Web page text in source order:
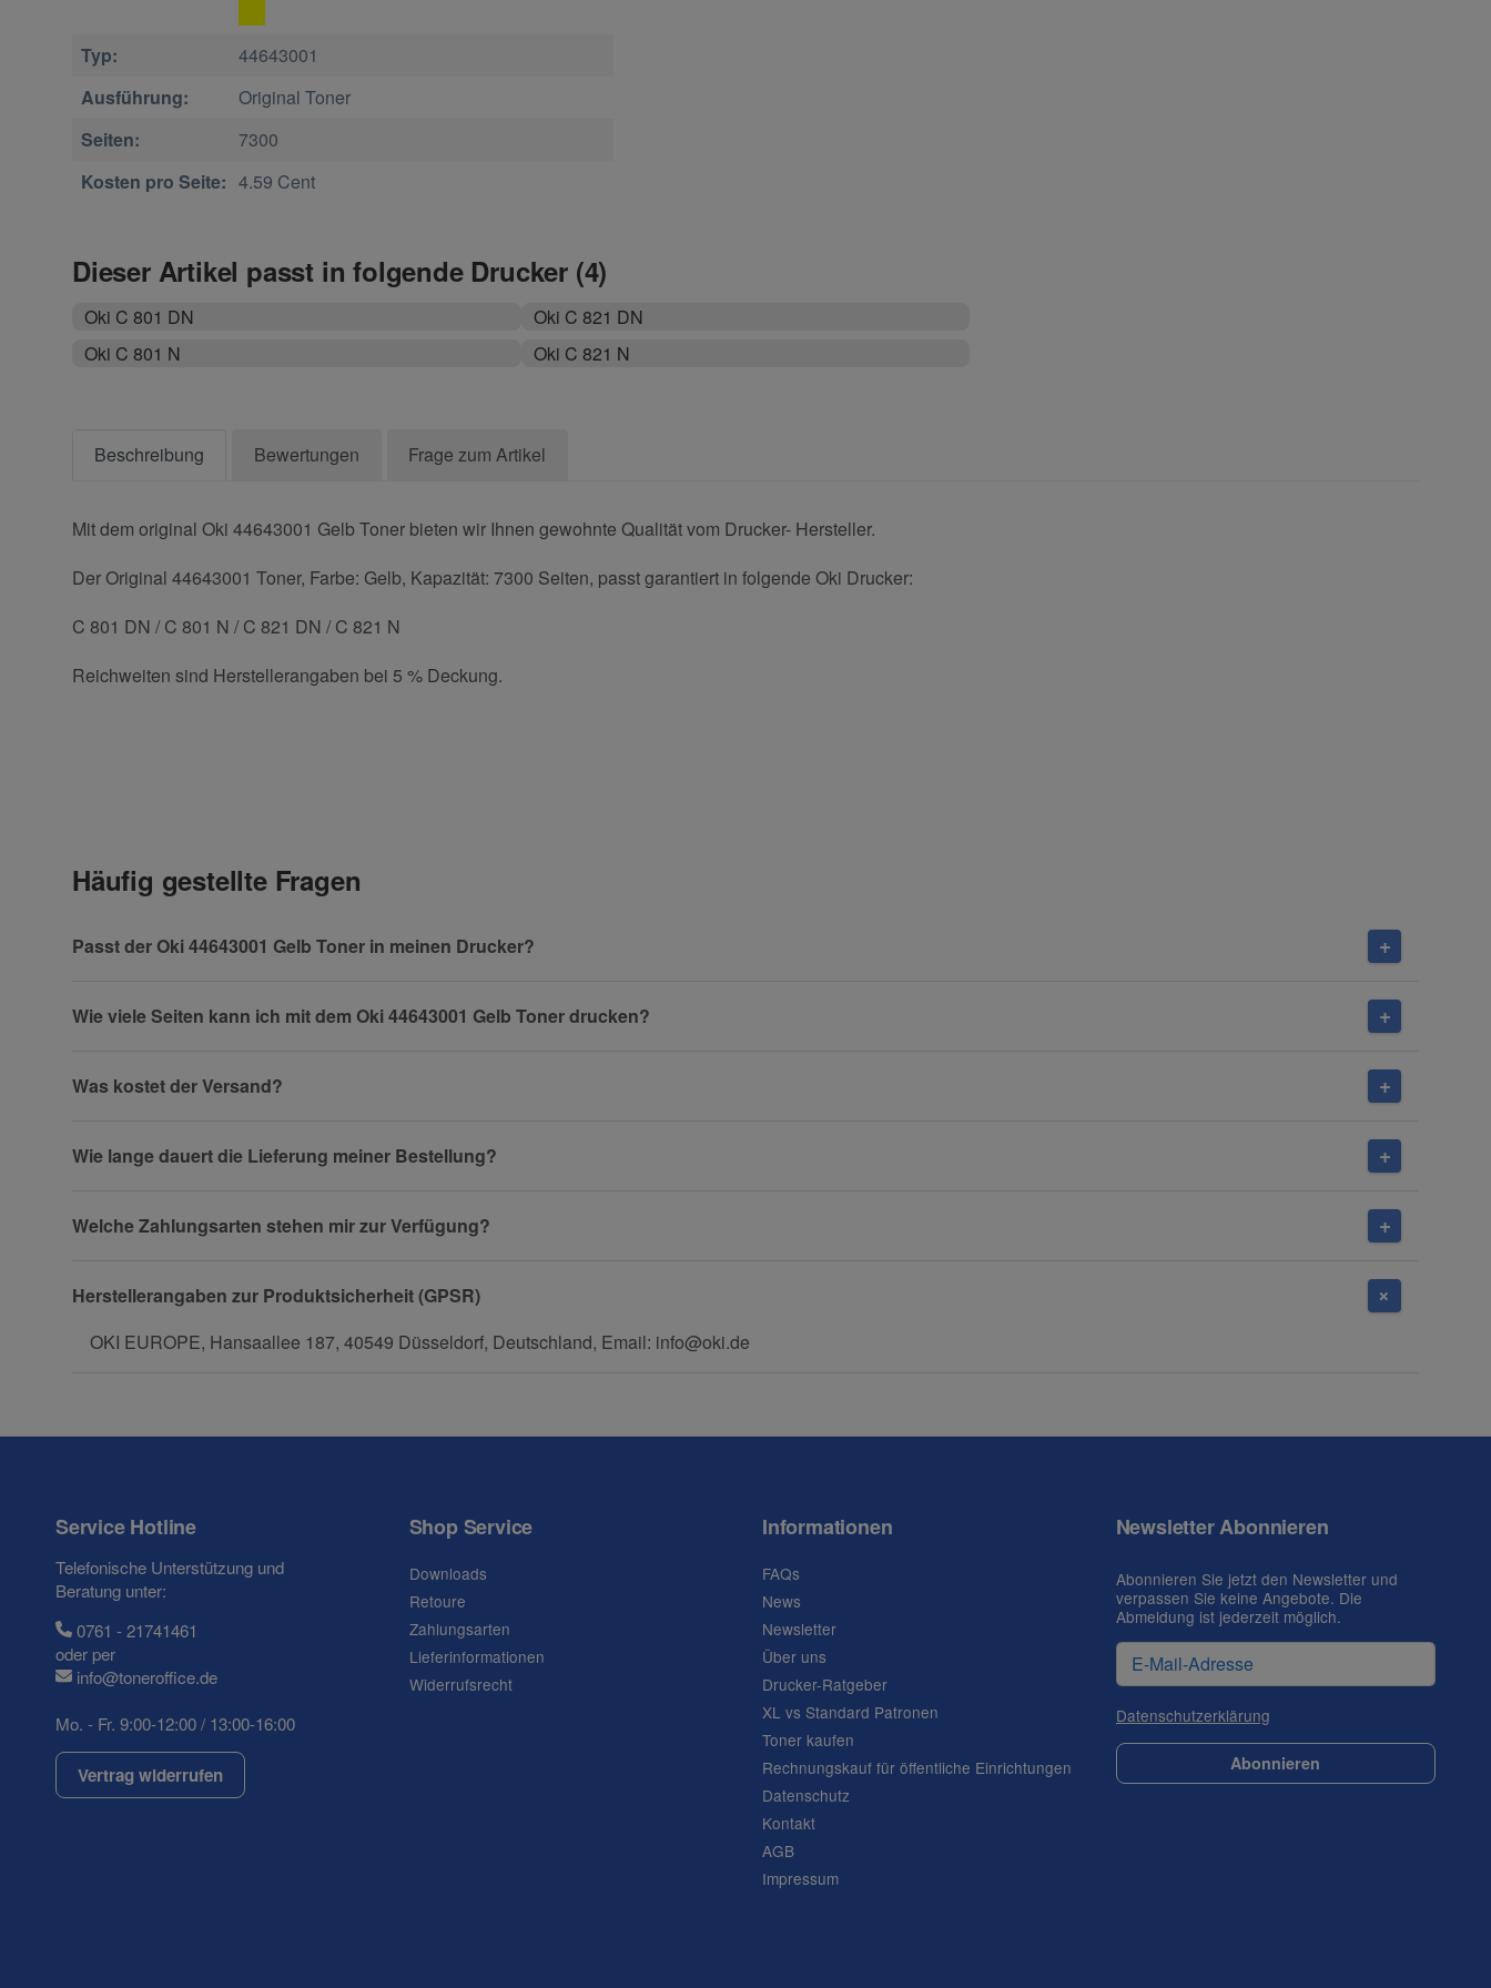
Typ:
44643001
Ausführung:
Original Toner
Seiten:
7300
Kosten pro Seite: 4.59 Cent
Dieser Artikel passt in folgende Drucker (4)
Oki C 801 DN
Oki C 801 N
Oki C 821 DN
Oki C 821 N
Beschreibung Bewertungen Frage zum Artikel
Mit dem original Oki 44643001 Gelb Toner bieten wir Ihnen gewohnte Qualität vom Drucker- Hersteller.
Der Original 44643001 Toner, Farbe: Gelb, Kapazität: 7300 Seiten, passt garantiert in folgende Oki Drucker:
C 801 DN / C 801 N / C 821 DN / C 821 N
Reichweiten sind Herstellerangaben bei 5 % Deckung.
Telefon
Häufig gestellte Fragen
Passt der Oki 44643001 Gelb Toner in meinen Drucker?
Wie viele Seiten kann ich mit dem Oki 44643001 Gelb Toner drucken?
Was kostet der Versand?
Wie lange dauert die Lieferung meiner Bestellung?
Welche Zahlungsarten stehen mir zur Verfügung?
Herstellerangaben zur Produktsicherheit (GPSR)
OKI EUROPE, Hansaallee 187, 40549 Düsseldorf, Deutschland, Email: info@oki.de
Service Hotline
Telefonische Unterstützung und
Beratung unter:
0761 - 21741461
oder per
info@toneroffice.de
Mo. - Fr. 9:00-12:00 / 13:00-16:00
Vertrag widerrufen
Shop Service
Downloads
Retoure
Zahlungsarten
Lieferinformationen
Widerrufsrecht
Informationen
FAQs
News
Newsletter
Über uns
Drucker-Ratgeber
XL vs Standard Patronen
Toner kaufen
Rechnungskauf für öffentliche Einrichtungen
Datenschutz
Kontakt
AGB
Impressum
Newsletter Abonnieren
Abonnieren Sie jetzt den Newsletter und
verpassen Sie keine Angebote. Die
Abmeldung ist jederzeit möglich.
Datenschutzerklärung
Abonnieren